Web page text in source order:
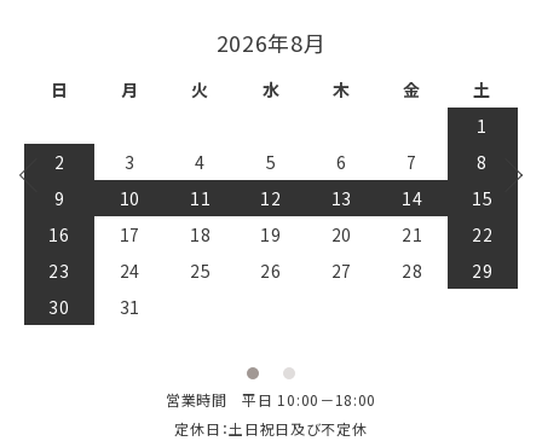
2026年8月
日 月 火 水 木 金
土
1
2
3 4 5 6 7
8
9
10 11 12 13 14
15
16
17 18 19 20 21
22
23
24 25 26 27 28
29
30
31
営業時間 平日 10:00－18:00
定休日：土日祝日及び不定休